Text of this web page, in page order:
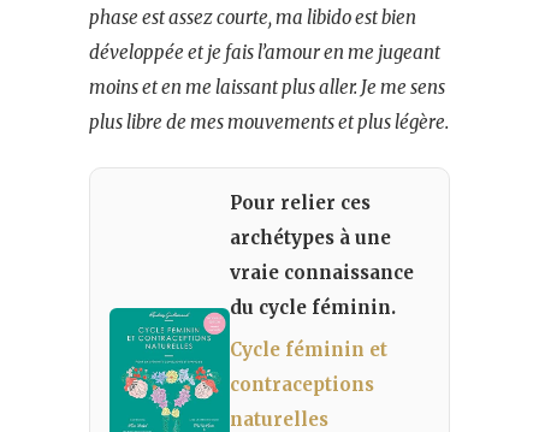
phase est assez courte, ma libido est bien
développée et je fais l’amour en me jugeant
moins et en me laissant plus aller. Je me sens
plus libre de mes mouvements et plus légère.
Pour relier ces
archétypes à une
vraie connaissance
du cycle féminin.
Cycle féminin et
contraceptions
naturelles